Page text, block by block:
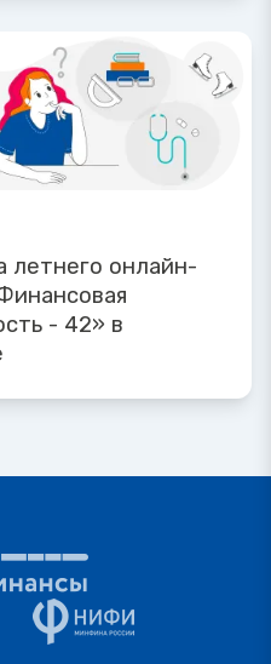
летнего онлайн-
- 42» в